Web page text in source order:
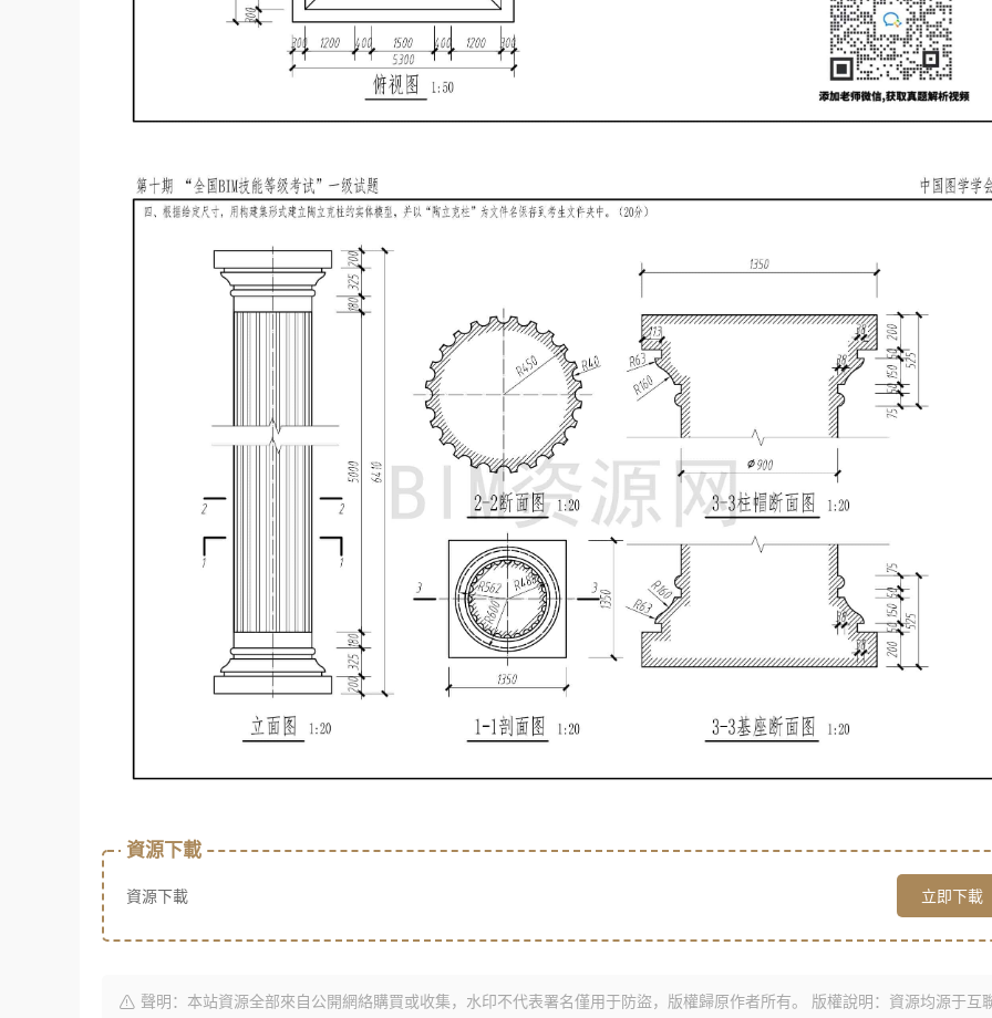
資源下載
資源下載 立即下載
聲明：本站資源全部來自公開網絡購買或收集，水印不代表署名僅用于防盜，版權歸原作者所有。 版權說明：資源均源于互